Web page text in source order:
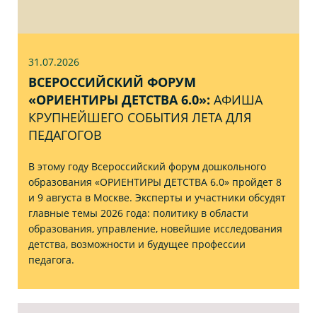
31.07.2026
ВСЕРОССИЙСКИЙ ФОРУМ
«ОРИЕНТИРЫ ДЕТСТВА 6.0»: АФИША
КРУПНЕЙШЕГО СОБЫТИЯ ЛЕТА ДЛЯ
ПЕДАГОГОВ
В этому году Всероссийский форум дошкольного
образования «ОРИЕНТИРЫ ДЕТСТВА 6.0» пройдет 8
и 9 августа в Москве. Эксперты и участники обсудят
главные темы 2026 года: политику в области
образования, управление, новейшие исследования
детства, возможности и будущее профессии
педагога.